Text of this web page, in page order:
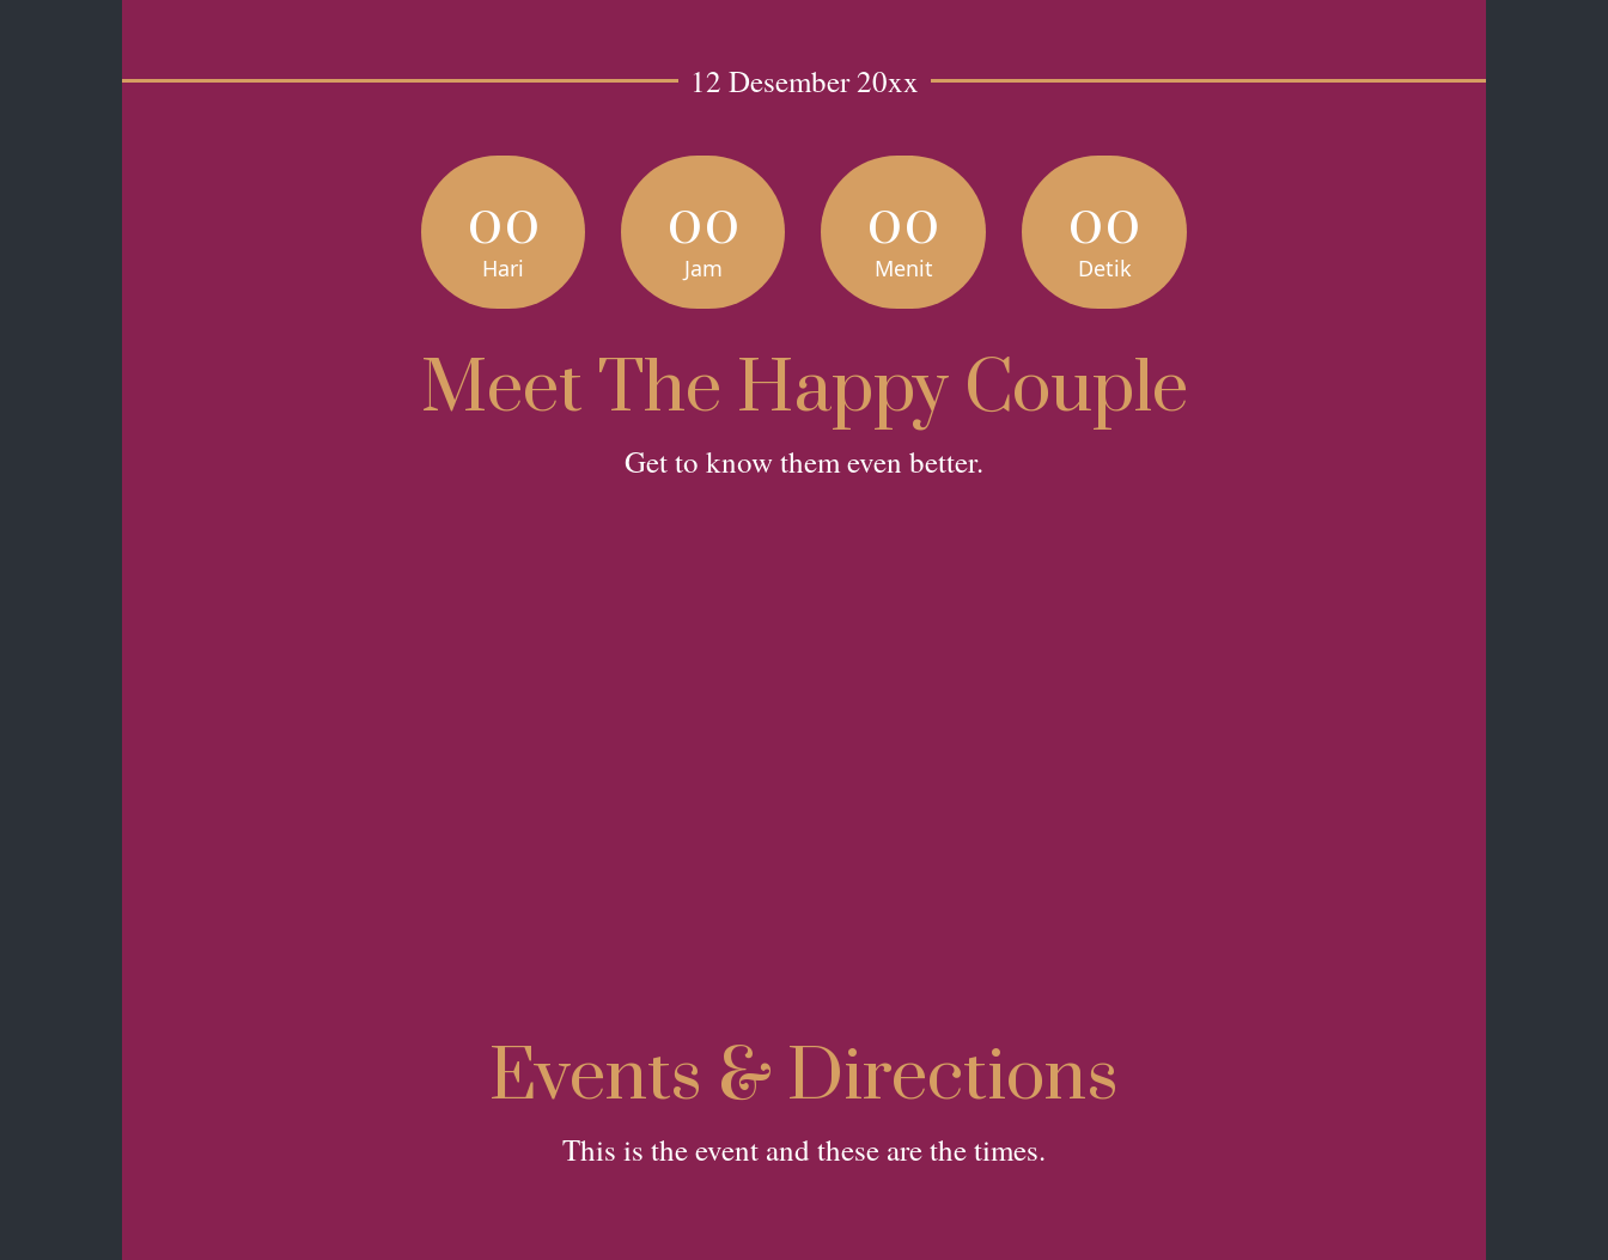
12 Desember 20xx
00
Hari
00
Jam
00
Menit
00
Detik
Meet The Happy Couple
Get to know them even better.
Events & Directions
This is the event and these are the times.